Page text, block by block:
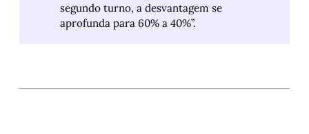
segundo turno, a desvantagem se
aprofunda para 60% a 40%”.